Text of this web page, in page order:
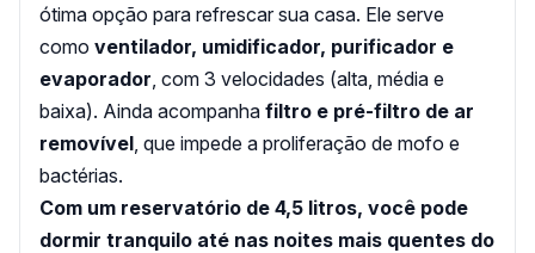
ótima opção para refrescar sua casa. Ele serve
como ventilador, umidificador, purificador e
evaporador , com 3 velocidades (alta, média e
baixa). Ainda acompanha filtro e pré-filtro de ar
removível , que impede a proliferação de mofo e
bactérias.
Com um reservatório de 4,5 litros, você pode
dormir tranquilo até nas noites mais quentes do